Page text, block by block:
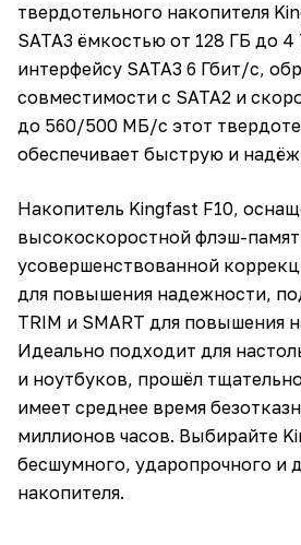
твердотельного накопителя
SATA3 ёмкостью от 128 ГБ до
интерфейсу SATA3 6 Гбит/с,
совместимости с SATA2 и
до 560/500 МБ/с этот
обеспечивает быструю и
Накопитель Kingfast F10,
высокоскоростной флэш-
усовершенствованной
для повышения надежности,
TRIM и SMART для повышения
Идеально подходит для
и ноутбуков, прошёл
имеет среднее время
миллионов часов. Выбирайте
бесшумного, ударопрочного и
накопителя.